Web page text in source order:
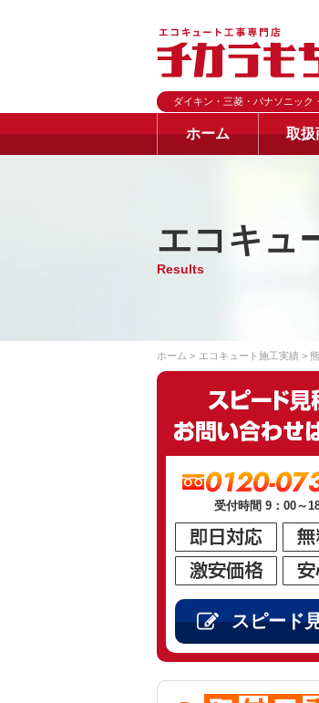
ダイキン・三菱・パナソニック
ホーム 取扱
エコキュ
Results
ホーム エコキュート施工実績
0120-
受付時間 9：00～
スピード